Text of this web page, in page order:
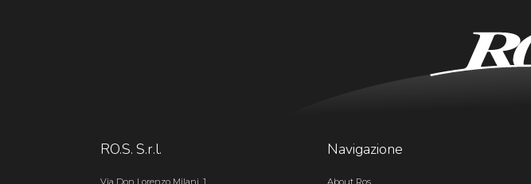
RO.S. S.r.l. Navigazione